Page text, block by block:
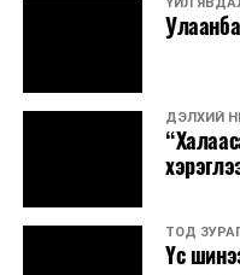
ДЭЛХИЙ
ҮЙЛ ЯВДАЛ
Сүхбаатар
тонн АИ-92
ДЭЛХИЙ
Вашингтон
ҮЙЛ
ДЭЛХИЙ
ТОД
Үс